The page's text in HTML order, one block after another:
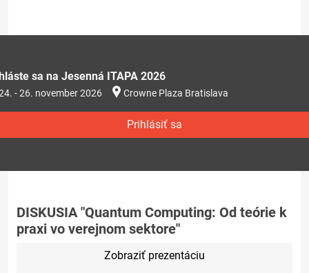
sa na Jesenná ITAPA 2026
- 26. november 2026 Crowne Plaza Bratislava
Prihlásiť sa
DISKUSIA "Quantum Computing: Od teórie k
praxi vo verejnom sektore"
Zobraziť prezentáciu